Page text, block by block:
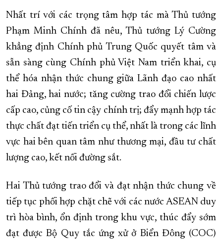
Nhất trí với các trọng tâm hợp tác mà Thủ tướng
Phạm Minh Chính đã nêu, Thủ tướng Lý Cường
khẳng định Chính phủ Trung Quốc quyết tâm và
sẵn sàng cùng Chính phủ Việt Nam triển khai, cụ
thể hóa nhận thức chung giữa Lãnh đạo cao nhất
hai Đảng, hai nước; tăng cường trao đổi chiến lược
cấp cao, củng cố tin cậy chính trị; đẩy mạnh hợp tác
thực chất đạt tiến triển cụ thể, nhất là trong các lĩnh
vực hai bên quan tâm như thương mại, đầu tư chất
lượng cao, kết nối đường sắt.
Hai Thủ tướng trao đổi và đạt nhận thức chung về
tiếp tục phối hợp chặt chẽ với các nước ASEAN duy
trì hòa bình, ổn định trong khu vực, thúc đẩy sớm
đạt được Bộ Quy tắc ứng xử ở Biển Đông (COC)